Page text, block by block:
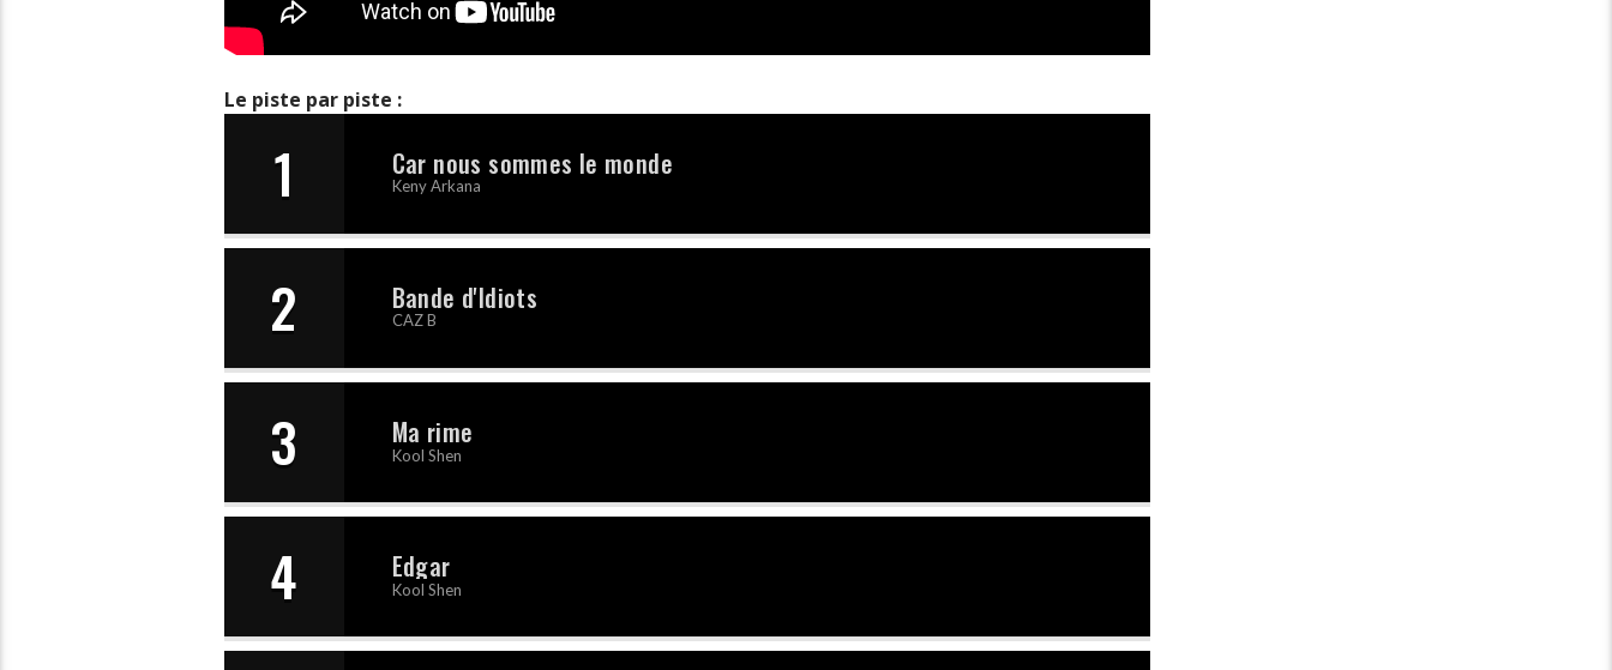
Le piste par piste :
1 Car nous sommes le monde
Keny Arkana
2 Bande d'Idiots
CAZ B
3 Ma rime
Kool Shen
4 Edgar
Kool Shen